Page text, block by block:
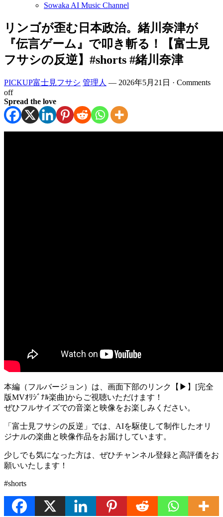
Sowaka AI Music Channel
リンゴが歪む日本政治。緒川奈津が
『伝言ゲーム』で叩き斬る！【富士見
フサシの反逆】#shorts #緒川奈津
PICKUP富士見フサシ 管理人 — 2026年5月21日 · Comments
off
Spread the love
本編（フルバージョン）は、画面下部のリンク【▶︎】[完全
版MVｵﾘｼﾞﾅﾙ楽曲]からご視聴いただけます！
ぜひフルサイズでの音楽と映像をお楽しみください。
「富士見フサシの反逆」では、AIを駆使して制作したオリ
ジナルの楽曲と映像作品をお届けしています。
少しでも気になった方は、ぜひチャンネル登録と高評価をお
願いいたします！
#shorts